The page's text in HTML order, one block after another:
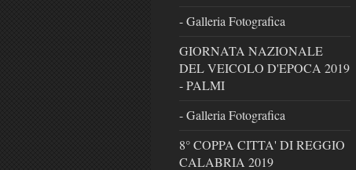
- Galleria Fotografica
GIORNATA NAZIONALE
DEL VEICOLO D'EPOCA 2019
- PALMI
- Galleria Fotografica
8° COPPA CITTA' DI REGGIO
CALABRIA 2019